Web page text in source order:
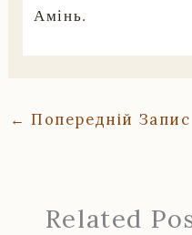
Амінь.
← Попередній Запис
Related